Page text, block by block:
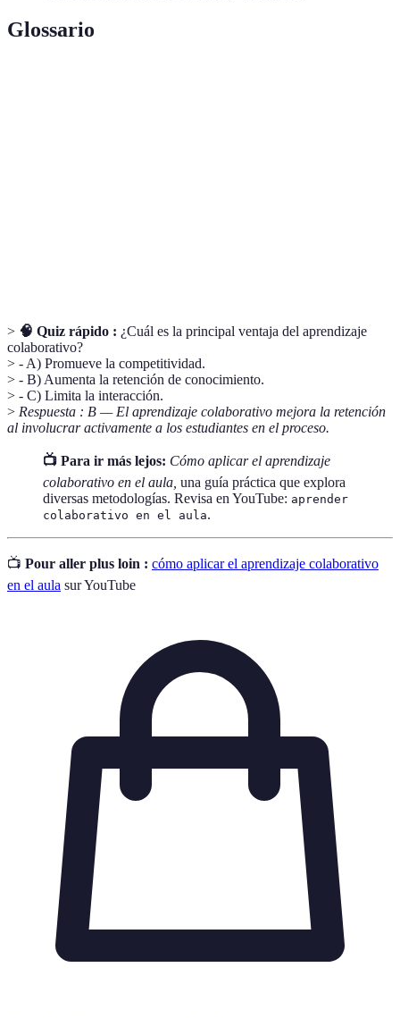
Glossario
> 🧠 Quiz rápido : ¿Cuál es la principal ventaja del aprendizaje
colaborativo?
> - A) Promueve la competitividad.
> - B) Aumenta la retención de conocimiento.
> - C) Limita la interacción.
> Respuesta : B — El aprendizaje colaborativo mejora la retención
al involucrar activamente a los estudiantes en el proceso.
📺 Para ir más lejos: Cómo aplicar el aprendizaje
colaborativo en el aula, una guía práctica que explora
diversas metodologías. Revisa en YouTube: aprender
colaborativo en el aula.
📺 Pour aller plus loin : cómo aplicar el aprendizaje colaborativo
en el aula sur YouTube